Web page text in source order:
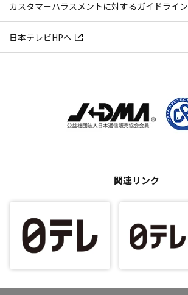
カスタマーハラスメントに対するガイドライン
日本テレビHPへ
関連リンク